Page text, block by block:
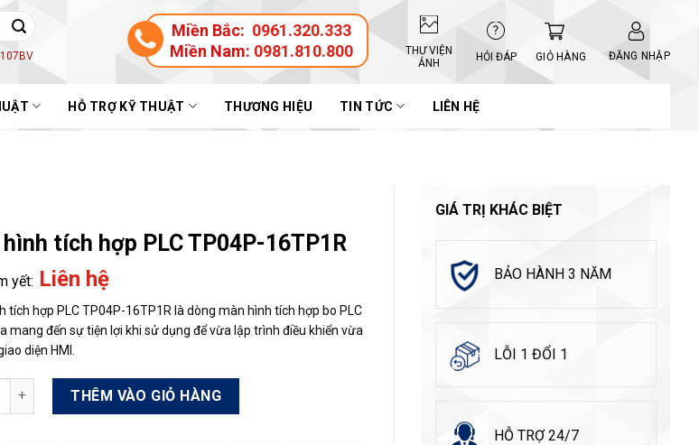
Miền Bắc: 0961.320.333
Miền Nam: 0981.810.800
THƯ VIỆN
ẢNH
HỎI ĐÁP GIỎ HÀNG ĐĂNG NHẬP
HỖ TRỢ KỸ THUẬT THƯƠNG HIỆU TIN TỨC LIÊN HỆ
GIÁ TRỊ KHÁC BIỆT
BẢO HÀNH 3 NĂM
LỖI 1 ĐỔI 1
HỖ TRỢ 24/7
hình tích hợp PLC TP04P-16TP1R
Liên hệ
tích hợp PLC TP04P-16TP1R là dòng màn hình tích hợp bo PLC
mang đến sự tiện lợi khi sử dụng để vừa lập trình điều khiển vừa
diện HMI.
tích hợp PLC TP04P-16TP1R số lượng
THÊM VÀO GIỎ HÀNG